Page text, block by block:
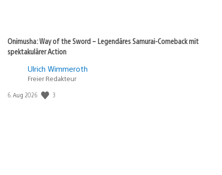
Onimusha: Way of the Sword – Legendäres Samurai-Comeback mit
spektakulärer Action
Ulrich Wimmeroth
Freier Redakteur
Veröffentlichungsdatum:
6. Aug 2026 3